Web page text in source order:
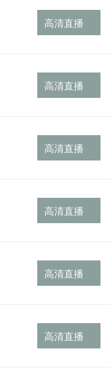
高清直播
高清直播
高清直播
高清直播
高清直播
高清直播